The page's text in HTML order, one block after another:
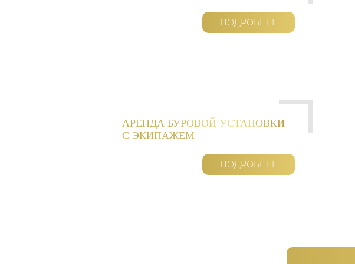
ПОДРОБНЕЕ
АРЕНДА БУРОВОЙ УСТАНОВКИ
С ЭКИПАЖЕМ
ПОДРОБНЕЕ